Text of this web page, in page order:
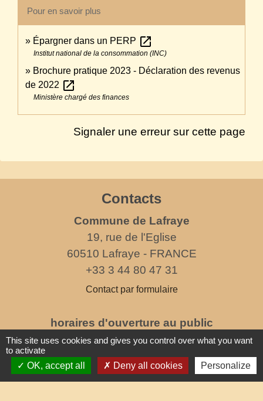
Pour en savoir plus
Épargner dans un PERP open_in_new
Institut national de la consommation (INC)
Brochure pratique 2023 - Déclaration des revenus
de 2022 open_in_new
Ministère chargé des finances
Signaler une erreur sur cette page
Contacts
Commune de Lafraye
19, rue de l'Eglise
60510 Lafraye - FRANCE
+33 3 44 80 47 31
Contact par formulaire
horaires d'ouverture au public
le mercredi de 17h à 19h
This site uses cookies and gives you control over what you want
to activate
OK, accept all
Deny all cookies Personalize